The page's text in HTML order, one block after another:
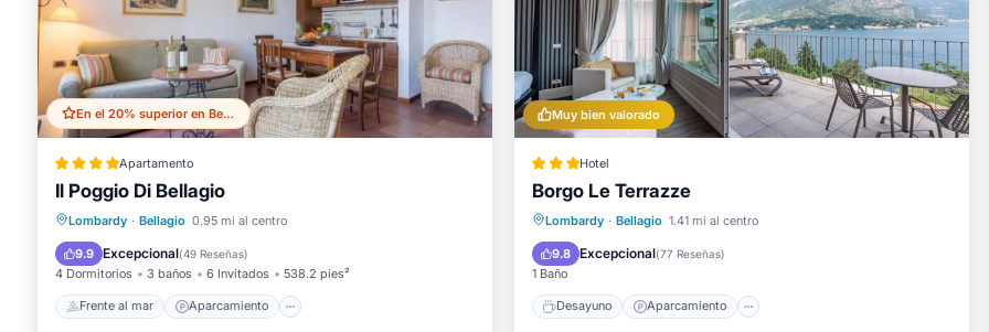
En el 20% superior en Bellagio
Apartamento
Il Poggio Di Bellagio
Lombardy · Bellagio 0.95 mi al centro
9.9 Excepcional(49 Reseñas)
4 Dormitorios 3 baños 6 Invitados 538.2 pies²
Frente al mar Aparcamiento
Frente al mar Aparcamiento
Vista al mar
Muy bien valorado
Hotel
Borgo Le Terrazze
Lombardy · Bellagio 1.41 mi al centro
9.8 Excepcional(77 Reseñas)
1 Baño
Desayuno Aparcamiento
Desayuno Aparcamiento
Balcón/Terraza